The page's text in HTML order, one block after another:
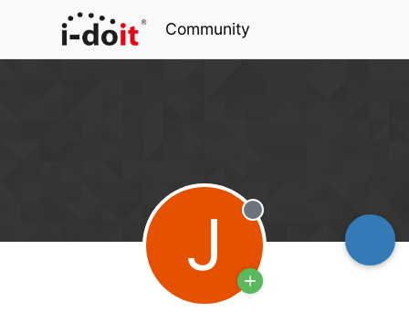
Community
J Offline